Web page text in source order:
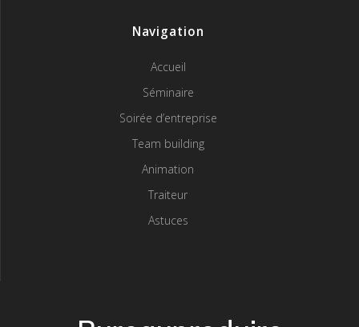
Navigation
Accueil
Séminaire
Soirée d’entreprise
Team building
Animation
Traiteur
Astuces